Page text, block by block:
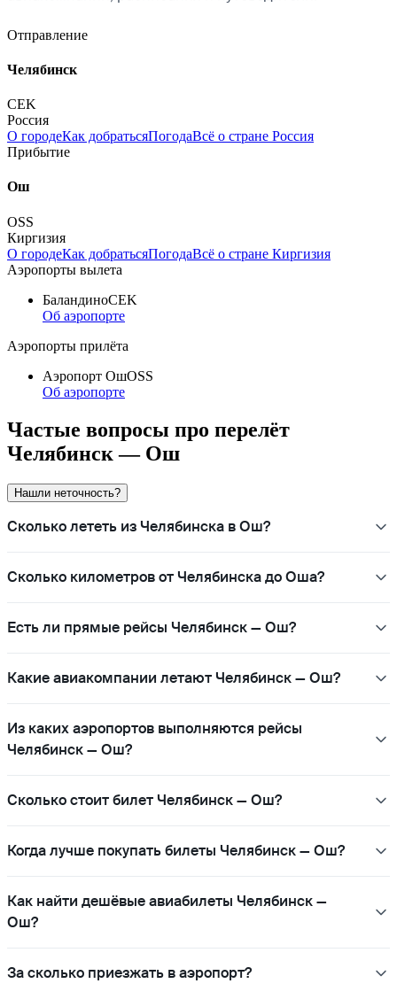
Отправление
Челябинск
CEK
Россия
О городеКак добратьсяПогодаВсё о стране Россия
Прибытие
Ош
OSS
Киргизия
О городеКак добратьсяПогодаВсё о стране Киргизия
Аэропорты вылета
БаландиноCEK
Об аэропорте
Аэропорты прилёта
Аэропорт ОшOSS
Об аэропорте
Частые вопросы про перелёт
Челябинск — Ош
Нашли неточность?
Сколько лететь из Челябинска в Ош?
Сколько километров от Челябинска до Оша?
Есть ли прямые рейсы Челябинск — Ош?
Какие авиакомпании летают Челябинск — Ош?
Из каких аэропортов выполняются рейсы
Челябинск — Ош?
Сколько стоит билет Челябинск — Ош?
Когда лучше покупать билеты Челябинск — Ош?
Как найти дешёвые авиабилеты Челябинск —
Ош?
За сколько приезжать в аэропорт?